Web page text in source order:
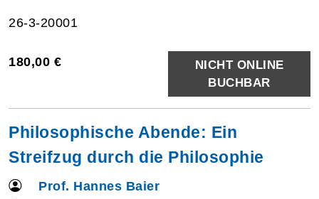
26-3-20001
180,00 €
NICHT ONLINE
BUCHBAR
Philosophische Abende: Ein
Streifzug durch die Philosophie
Prof. Hannes Baier